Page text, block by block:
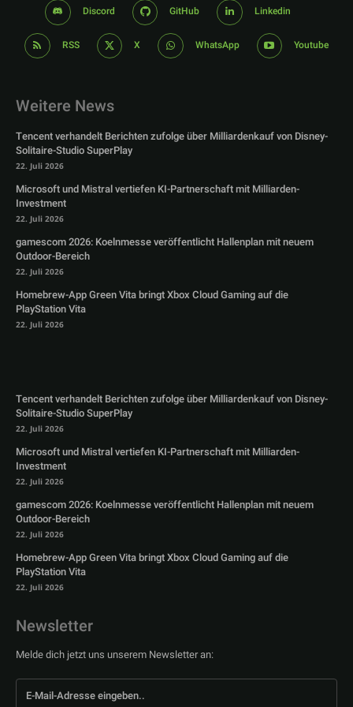
Discord GitHub Linkedin
RSS X WhatsApp Youtube
Weitere News
Tencent verhandelt Berichten zufolge über Milliardenkauf von Disney-
Solitaire-Studio SuperPlay
22. Juli 2026
Microsoft und Mistral vertiefen KI-Partnerschaft mit Milliarden-
Investment
22. Juli 2026
gamescom 2026: Koelnmesse veröffentlicht Hallenplan mit neuem
Outdoor-Bereich
22. Juli 2026
Homebrew-App Green Vita bringt Xbox Cloud Gaming auf die
PlayStation Vita
22. Juli 2026
Tencent verhandelt Berichten zufolge über Milliardenkauf von Disney-
Solitaire-Studio SuperPlay
22. Juli 2026
Microsoft und Mistral vertiefen KI-Partnerschaft mit Milliarden-
Investment
22. Juli 2026
gamescom 2026: Koelnmesse veröffentlicht Hallenplan mit neuem
Outdoor-Bereich
22. Juli 2026
Homebrew-App Green Vita bringt Xbox Cloud Gaming auf die
PlayStation Vita
22. Juli 2026
Newsletter
Melde dich jetzt uns unserem Newsletter an: